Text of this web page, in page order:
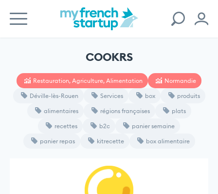
COOKRS
Restauration, Agriculture, Alimentation Normandie
Déville-lès-Rouen Services box produits
alimentaires régions françaises plats
recettes b2c panier semaine
panier repas kitrecette box alimentaire